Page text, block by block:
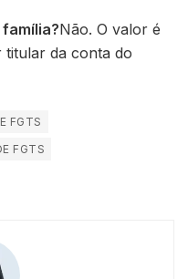
Não. O valor é
da conta do
FGTS
FGTS